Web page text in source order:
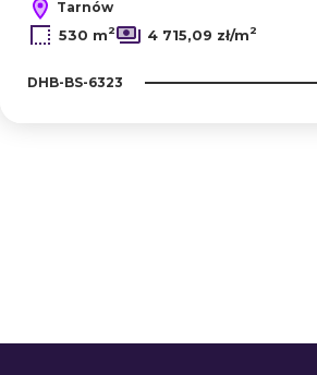
Tarnów
530 m2 4 715,09 zł/m2
DHB-BS-6323